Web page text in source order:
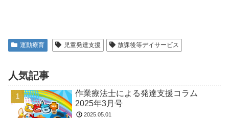
運動療育 児童発達支援 放課後等デイサービス
人気記事
作業療法士による発達支援コラム
2025年3月号
2025.05.01